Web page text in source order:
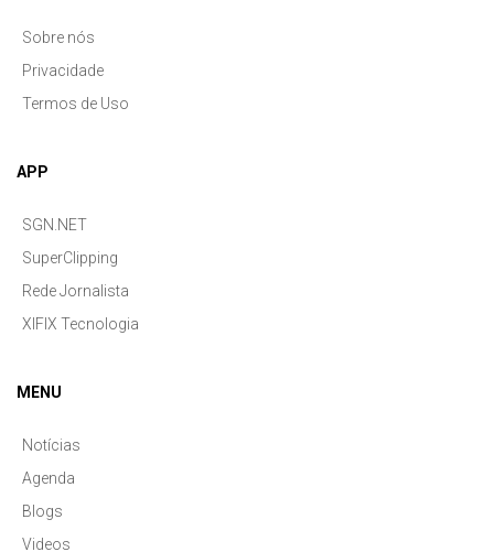
Sobre nós
Privacidade
Termos de Uso
APP
SGN.NET
SuperClipping
Rede Jornalista
XIFIX Tecnologia
MENU
Notícias
Agenda
Blogs
Videos